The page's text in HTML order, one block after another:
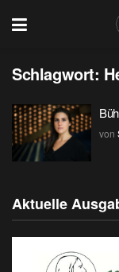
Schlagwort:
von
Aktuelle